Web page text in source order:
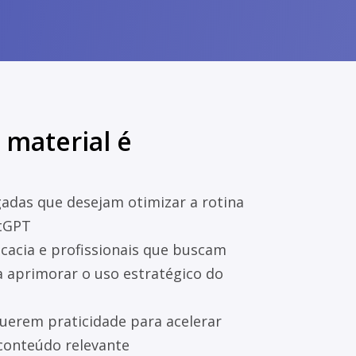
material é
que desejam otimizar a rotina
e profissionais que buscam
aprimorar o uso estratégico do
praticidade para acelerar
relevante